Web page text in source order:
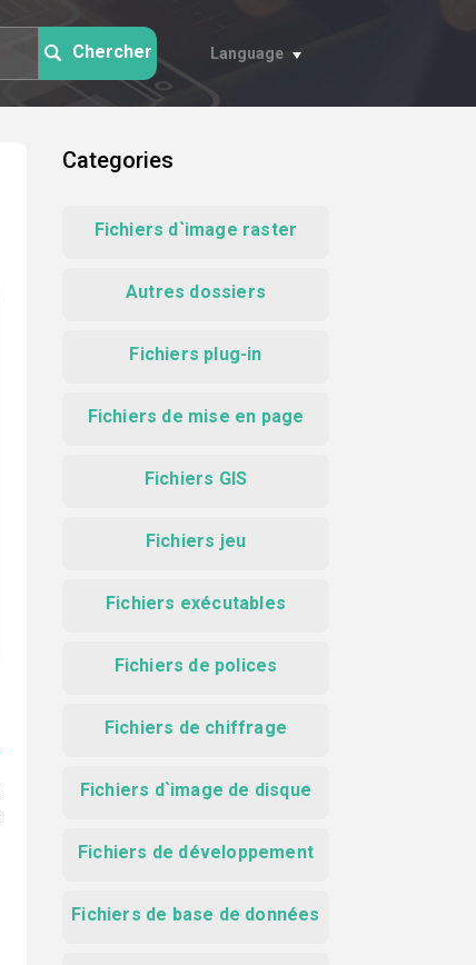
Chercher Language
Categories
Fichiers d`image raster
Autres dossiers
Fichiers plug-in
Fichiers de mise en page
Fichiers GIS
Fichiers jeu
Fichiers exécutables
Fichiers de polices
Fichiers de chiffrage
Fichiers d`image de disque
Fichiers de développement
Fichiers de base de données